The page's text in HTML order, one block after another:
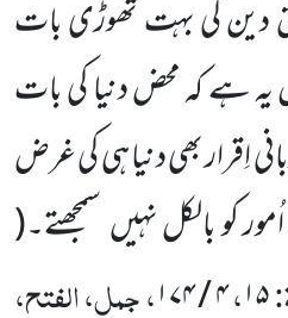
دین کی بہت تھوڑی بات
یہ ہے کہ محض دنیا کی بات
اِقرار بھی دنیا ہی کی غرض
کو بالکل نہیں سمجھتے۔(
۱۵،۴ / ۱۷۴
، جمل، الفتح،